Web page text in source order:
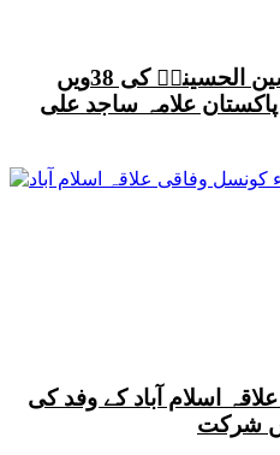
شہید قائد علامہ عارف حسین الحسینیؒ کی 38ویں
علامہ ساجد علی
اسلام آباد کے وفد کی
شرکت